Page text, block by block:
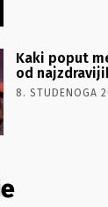
Kaki poput
od
8. STUDENOGA